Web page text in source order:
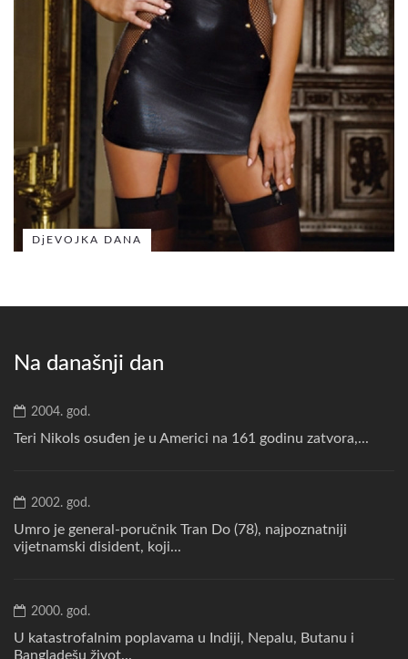
DjEVOJKA DANA
Na današnji dan
2004. god.
Teri Nikols osuđen je u Americi na 161 godinu zatvora,...
2002. god.
Umro je general-poručnik Tran Do (78), najpoznatniji
vijetnamski disident, koji...
2000. god.
U katastrofalnim poplavama u Indiji, Nepalu, Butanu i
Bangladešu život...